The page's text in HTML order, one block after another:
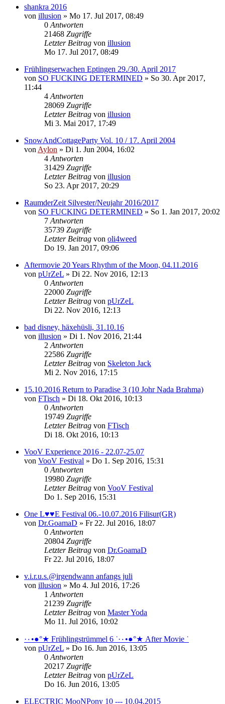
shankra 2016
von illusion » Mo 17. Jul 2017, 08:49
0 Antworten
21468 Zugriffe
Letzter Beitrag von illusion
Mo 17. Jul 2017, 08:49
Frühlingserwachen Eptingen 29./30. April 2017
von SO FUCKING DETERMINED » So 30. Apr 2017,
11:44
4 Antworten
28069 Zugriffe
Letzter Beitrag von illusion
Mi 3. Mai 2017, 17:49
SnowAndCottageParty Vol. 10 / 17. April 2004
von Aylon » Di 1. Jun 2004, 16:02
4 Antworten
31429 Zugriffe
Letzter Beitrag von illusion
So 23. Apr 2017, 20:29
RaumderZeit Silvester/Neujahr 2016/2017
von SO FUCKING DETERMINED » So 1. Jan 2017, 20:02
7 Antworten
35739 Zugriffe
Letzter Beitrag von oli4weed
Do 19. Jan 2017, 09:06
Aftermovie 20 Years Rhythm of the Moon, 04.11.2016
von pUrZeL » Di 22. Nov 2016, 12:13
0 Antworten
22000 Zugriffe
Letzter Beitrag von pUrZeL
Di 22. Nov 2016, 12:13
bad disney, häxehüsli, 31.10.16
von illusion » Di 1. Nov 2016, 21:44
2 Antworten
22586 Zugriffe
Letzter Beitrag von Skeleton Jack
Mi 2. Nov 2016, 17:15
15.10.2016 Return to Paradise 3 (10 Johr Nada Brahma)
von FTisch » Di 18. Okt 2016, 10:13
0 Antworten
19749 Zugriffe
Letzter Beitrag von FTisch
Di 18. Okt 2016, 10:13
VooV Experience 2016 - 22.07-25.07
von VooV Festival » Do 1. Sep 2016, 15:31
0 Antworten
19980 Zugriffe
Letzter Beitrag von VooV Festival
Do 1. Sep 2016, 15:31
One L♥♥E Festival 06.-10.07.2016 Filisur(GR)
von Dr.GoamaD » Fr 22. Jul 2016, 18:07
0 Antworten
20804 Zugriffe
Letzter Beitrag von Dr.GoamaD
Fr 22. Jul 2016, 18:07
v.i.r.u.s.@irgendwann anfangs juli
von illusion » Mo 4. Jul 2016, 17:26
1 Antworten
21239 Zugriffe
Letzter Beitrag von Master Yoda
Mo 11. Jul 2016, 10:02
·٠•●°★ Frühlingstrümmel 6 ˙·٠•●°★ After Movie ˙
von pUrZeL » Do 16. Jun 2016, 13:05
0 Antworten
20217 Zugriffe
Letzter Beitrag von pUrZeL
Do 16. Jun 2016, 13:05
ELECTRIC MooNPony 10 --- 10.04.2015